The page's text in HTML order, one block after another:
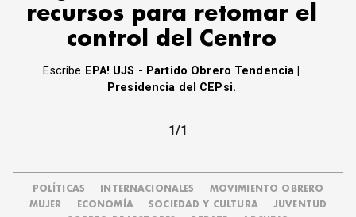
CONTACTO
recursos para retomar el
control del Centro
Escribe EPA! UJS - Partido Obrero Tendencia |
Presidencia del CEPsi.
1/1
POLÍTICAS INTERNACIONALES
MOVIMIENTO OBRERO
MUJER
ECONOMÍA SOCIEDAD Y CULTURA
JUVENTUD